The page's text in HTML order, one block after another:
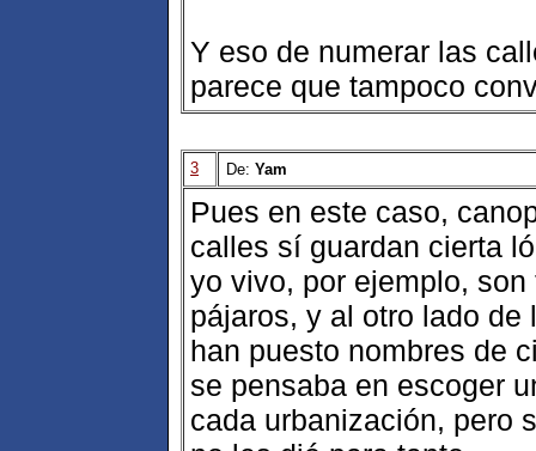
Y eso de numerar las
parece que tampoco
3 De: Yam
Pues en este caso,
calles sí guardan cierta
yo vivo, por ejemplo,
pájaros, y al otro lado
han puesto nombres de
se pensaba en escoger
cada urbanización, pero